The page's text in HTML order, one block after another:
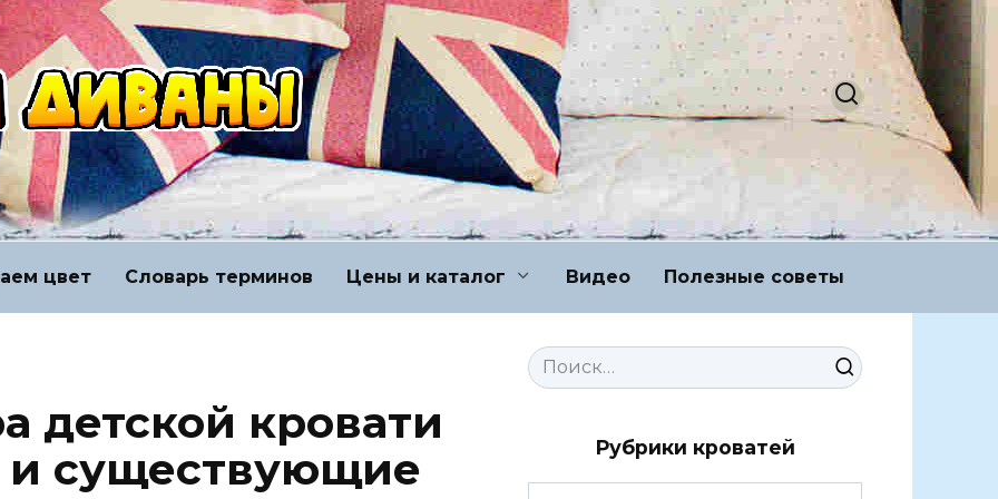
цвет Словарь терминов Цены и каталог Видео Полезные советы
детской кровати
и существующие
Search
for:
Рубрики кроватей